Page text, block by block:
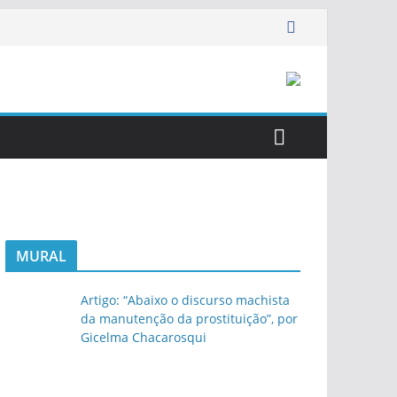
MURAL
Artigo: “Abaixo o discurso machista
da manutenção da prostituição”, por
Gicelma Chacarosqui